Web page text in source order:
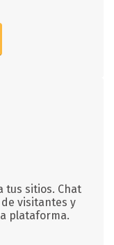
tus sitios. Chat
visitantes y
plataforma.